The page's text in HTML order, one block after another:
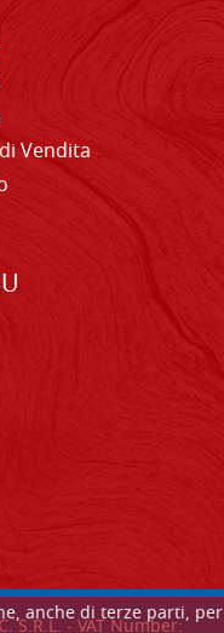
anche di terze parti, per
Vendita
- VAT Number: